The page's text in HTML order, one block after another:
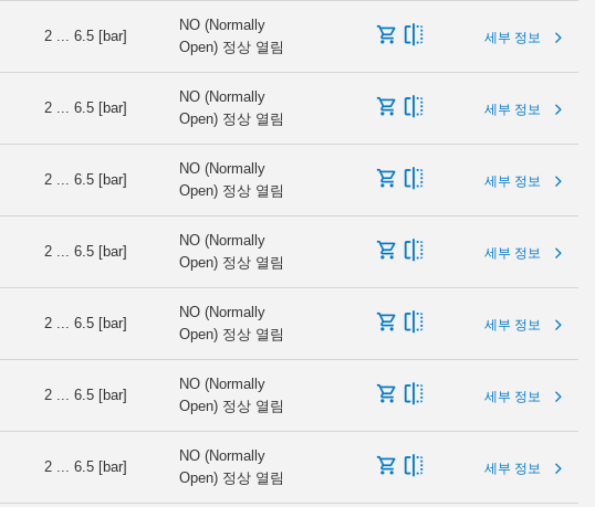
2 ... 6.5 [bar]
NO (Normally
Open) 정상 열림
세부 정보
2 ... 6.5 [bar]
NO (Normally
Open) 정상 열림
세부 정보
2 ... 6.5 [bar]
NO (Normally
Open) 정상 열림
세부 정보
2 ... 6.5 [bar]
NO (Normally
Open) 정상 열림
세부 정보
2 ... 6.5 [bar]
NO (Normally
Open) 정상 열림
세부 정보
2 ... 6.5 [bar]
NO (Normally
Open) 정상 열림
세부 정보
2 ... 6.5 [bar]
NO (Normally
Open) 정상 열림
세부 정보